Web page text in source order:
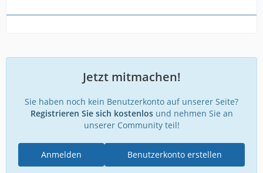
Jetzt mitmachen!
Sie haben noch kein Benutzerkonto auf unserer Seite?
Registrieren Sie sich kostenlosund nehmen Sie an
unserer Community teil!
Benutzerkonto erstellen
Anmelden